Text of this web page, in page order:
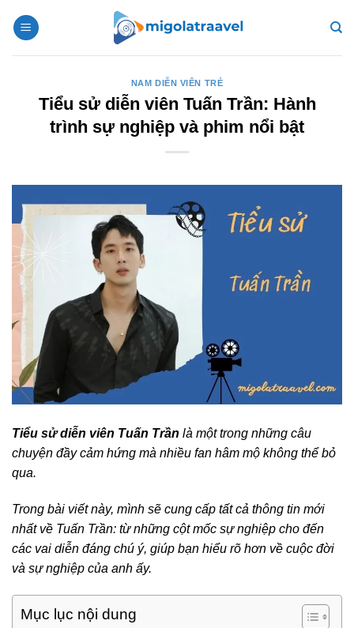
qua
NAM DIỄN VIÊN TRẺ
Tiểu sử diễn viên Tuấn Trần: Hành
trình sự nghiệp và phim nổi bật
Tiểu sử diễn viên Tuấn Trần là một trong những câu
chuyện đầy cảm hứng mà nhiều fan hâm mộ không thể bỏ
qua.
Trong bài viết này, mình sẽ cung cấp tất cả thông tin mới
nhất về Tuấn Trần: từ những cột mốc sự nghiệp cho đến
các vai diễn đáng chú ý, giúp bạn hiểu rõ hơn về cuộc đời
và sự nghiệp của anh ấy.
Mục lục nội dung